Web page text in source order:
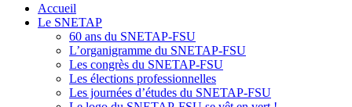
Accueil
Le SNETAP
60 ans du SNETAP-FSU
L’organigramme du SNETAP-FSU
Les congrès du SNETAP-FSU
Les élections professionnelles
Les journées d’études du SNETAP-FSU